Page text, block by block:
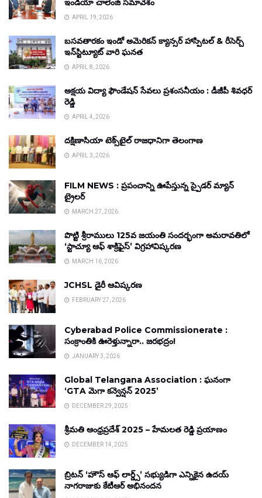
ఇండియా చాలెంజ్ సమావేశం
APRIL 19, 2026
బసవతారకం ఇండో అమెరికన్ క్యాన్సర్ హాస్పిటల్ & రీసెర్చ్
ఇన్‌స్టిట్యూట్ వారి ఘనత
APRIL 8, 2026
అక్షయ విద్యా ఫౌండేషన్ సేవలు ప్రశంసనీయం : డీజీపీ శివధర్
రెడ్డి
APRIL 4, 2026
దక్షిణాసియా టెక్స్‌టైల్ రాజధానిగా తెలంగాణ
APRIL 3, 2026
FILM NEWS : ప్రపంచాన్ని ఊపేస్తున్న స్పైడర్ మ్యాన్
ట్రైలర్
MARCH 27, 2026
పొట్టి శ్రీరాములు 125వ జయంతి సందర్భంగా అమరావతిలో
‘స్టాచ్యూ ఆఫ్ శాక్రిఫైస్’ విగ్రహావిష్కరణ
MARCH 16, 2026
JCHSL డైరీ ఆవిష్కరణ
FEBRUARY 27, 2026
Cyberabad Police Commissionerate :
సంక్రాంతికి ఊరెళ్తున్నారా.. జరభద్రం!
JANUARY 3, 2026
Global Telangana Association : ఘనంగా
‘GTA మెగా కన్వెన్షన్ 2025’
DECEMBER 29, 2025
శ్రీమతి ఆంధ్రప్రదేశ్ 2025 – హేమలత రెడ్డి ప్రయాణం
DECEMBER 14, 2025
బ్రిటన్ ‘హౌస్ ఆఫ్ లార్డ్స్’ సభ్యుడిగా ఎన్నికైన ఉదయ్
నాగరాజుకు కేటీఆర్ అభినందన